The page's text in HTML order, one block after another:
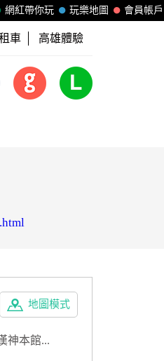
會員帳戶
玩樂地圖
網紅帶你玩
車 高雄體驗
地圖模式
神本館...